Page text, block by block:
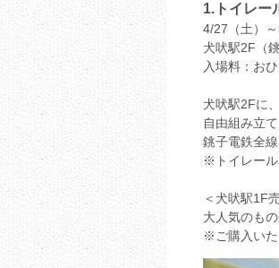
1.トイレー
4/27（土）
犬吠駅2F（
入場料：お
犬吠駅2Fに
自由組み立
銚子電鉄全
※トイレール
＜犬吠駅1F
大人気のも
※ご購入いた